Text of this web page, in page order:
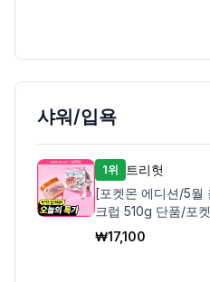
샤워/입욕
1위
트리헛
[포켓몬 에디션/5월
크럽 510g 단품/포
₩17,100